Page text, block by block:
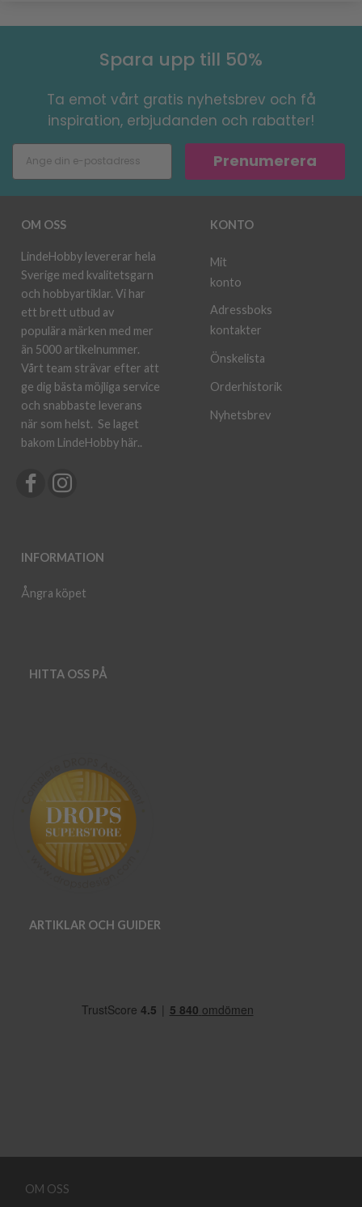
Spara upp till 50%
Ta emot vårt gratis nyhetsbrev och få
inspiration, erbjudanden och rabatter!
Prenumerera
OM OSS
LindeHobby levererar hela
Sverige med kvalitetsgarn
och hobbyartiklar. Vi har
ett brett utbud av
populära märken med mer
än 5000 artikelnummer.
Vårt team strävar efter att
ge dig bästa möjliga service
och snabbaste leverans
när som helst. Se laget
bakom LindeHobby här..
INFORMATION
Ångra köpet
KONTO
Mit
konto
Adressboks
kontakter
Önskelista
Orderhistorik
Nyhetsbrev
HITTA OSS PÅ
ARTIKLAR OCH GUIDER
OM OSS